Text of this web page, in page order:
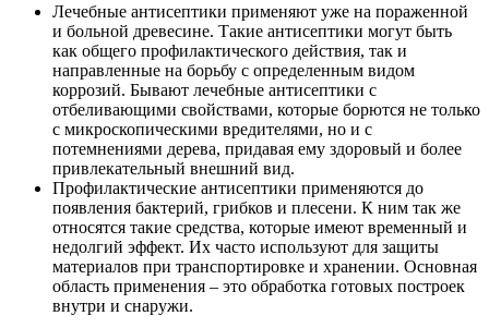
Лечебные антисептики применяют уже на пораженной
и больной древесине. Такие антисептики могут быть
как общего профилактического действия, так и
направленные на борьбу с определенным видом
коррозий. Бывают лечебные антисептики с
отбеливающими свойствами, которые борются не только
с микроскопическими вредителями, но и с
потемнениями дерева, придавая ему здоровый и более
привлекательный внешний вид.
Профилактические антисептики применяются до
появления бактерий, грибков и плесени. К ним так же
относятся такие средства, которые имеют временный и
недолгий эффект. Их часто используют для защиты
материалов при транспортировке и хранении. Основная
область применения – это обработка готовых построек
внутри и снаружи.